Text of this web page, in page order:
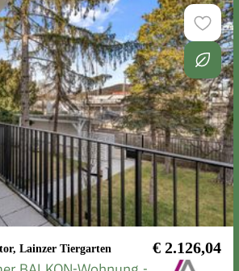
Lainzer Tiergarten € 2.126,04